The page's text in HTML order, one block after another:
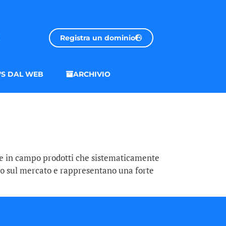
Registra un dominio
DAL WEB ARCHIVIO
campo prodotti che sistematicamente
sul mercato e rappresentano una forte